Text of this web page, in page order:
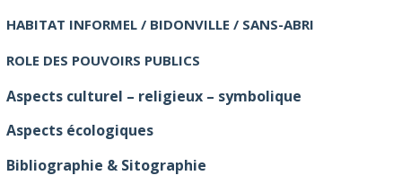
HABITAT INFORMEL / BIDONVILLE / SANS-ABRI
ROLE DES POUVOIRS PUBLICS
Aspects culturel – religieux – symbolique
Aspects écologiques
Bibliographie & Sitographie